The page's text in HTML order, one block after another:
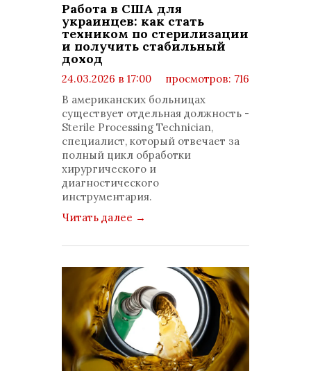
Работа в США для
украинцев: как стать
техником по стерилизации
и получить стабильный
доход
24.03.2026 в 17:00
просмотров: 716
комментариев: 0
В американских больницах
существует отдельная должность -
Sterile Processing Technician,
специалист, который отвечает за
полный цикл обработки
хирургического и
диагностического
инструментария.
Читать далее →